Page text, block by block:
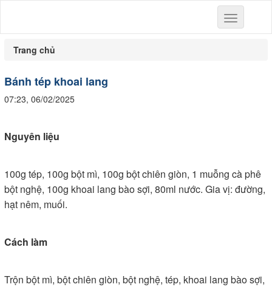
Toggle
navigation
Trang chủ
Bánh tép khoai lang
07:23, 06/02/2025
Nguyên liệu
100g tép, 100g bột mì, 100g bột chiên giòn, 1 muỗng cà phê
bột nghệ, 100g khoai lang bào sợi, 80ml nước. Gia vị: đường,
hạt nêm, muối.
Cách làm
Trộn bột mì, bột chiên giòn, bột nghệ, tép, khoai lang bào sợi,